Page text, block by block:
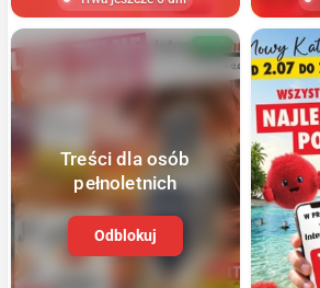
Treści dla osób
pełnoletnich
Odblokuj